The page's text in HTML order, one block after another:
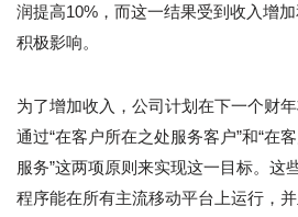
润提高10%，而这一结果受到收入增
积极影响。
为了增加收入，公司计划在下一个财年
通过“在客户所在之处服务客户”和“在
服务”这两项原则来实现这一目标。这
程序能在所有主流移动平台上运行，